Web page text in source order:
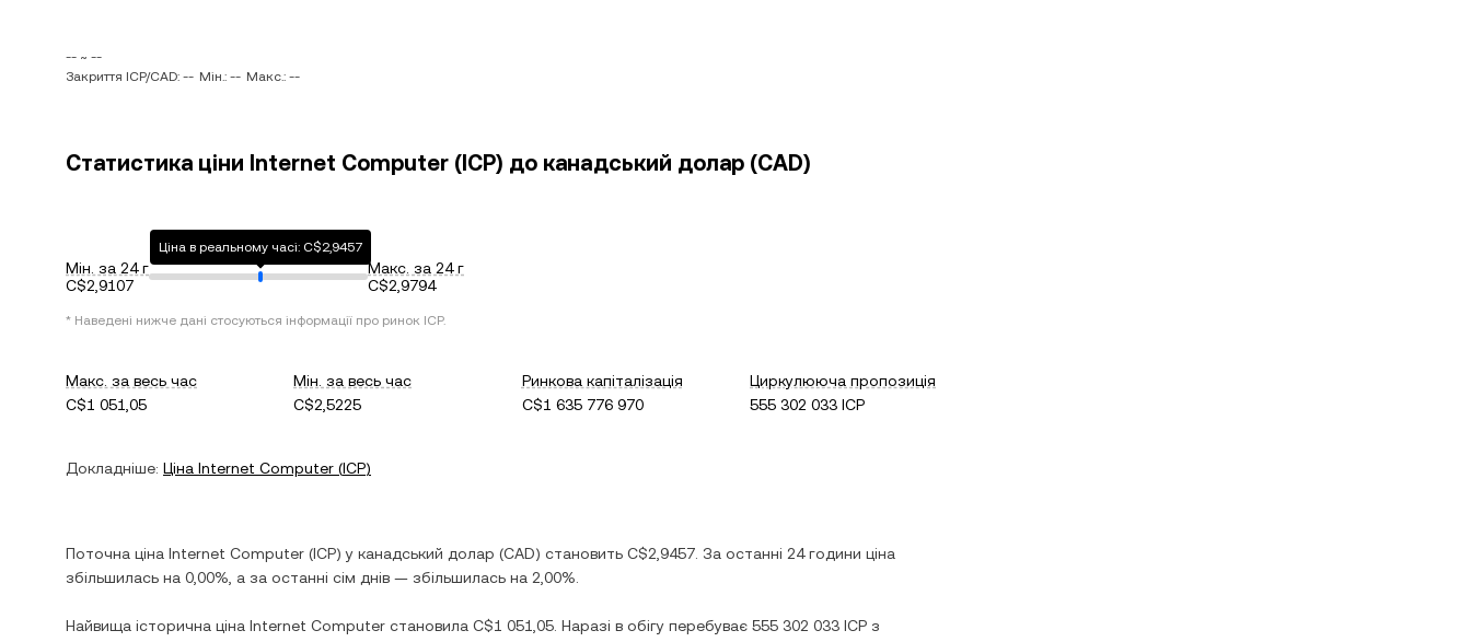
-- ~ --
Закриття ICP/CAD: -- Мін.: -- Макс.: --
Статистика ціни Internet Computer (ICP) до канадський долар (CAD)
Мін. за 24 г
C$2,9107
Ціна в реальному часі: C$2,9457
Макс. за 24 г
C$2,9794
* Наведені нижче дані стосуються інформації про ринок ICP.
Макс. за весь час
C$1 051,05
Мін. за весь час
C$2,5225
Ринкова капіталізація
C$1 635 776 970
Циркулююча пропозиція
555 302 033 ICP
Докладніше: Ціна Internet Computer (ICP)
Поточна ціна Internet Computer (ICP) у канадський долар (CAD) становить C$2,9457 . За останні 24 години ціна
збільшилась на 0,00% , а за останні сім днів — збільшилась на 2,00%
Найвища історична ціна Internet Computer становила C$1 051,05 . Наразі в обігу перебуває 555 302 033 ICP з